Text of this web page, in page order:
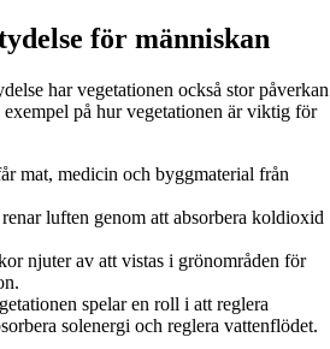
för människan
har vegetationen också stor påverkan
på hur vegetationen är viktig för
mat, medicin och byggmaterial från
luften genom att absorbera koldioxid
njuter av att vistas i grönområden för
spelar en roll i att reglera
solenergi och reglera vattenflödet.